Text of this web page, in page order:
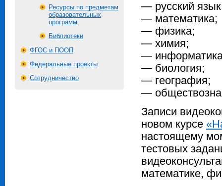
Ресурсы по предметам
образовательных
программ
Библиотеки
ФГОС и ПООП
Федеральные проекты
Сотрудничество
— русский
— математика;
— физика;
— химия;
—
— биология;
— география;
—
Записи
новом курсе
настоящему
тестовых
математике,